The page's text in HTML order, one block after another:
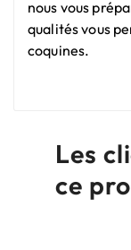
nous vous
qualités vous
coquines.
Les
ce